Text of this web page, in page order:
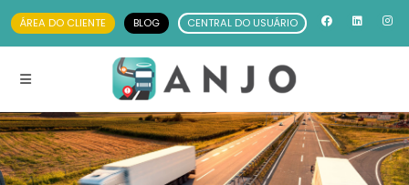
ÁREA DO CLIENTE BLOG CENTRAL DO USUÁRIO